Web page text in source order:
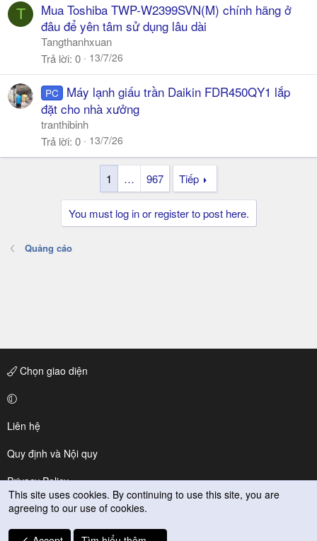
T
Mua Toshiba TWP-W2399SVN(M) chính hãng ở
đâu để yên tâm sử dụng lâu dài
Tangthanhxuan
Trả lời 0 13/7/26
PC
Máy lạnh giấu trần Daikin FDR450QY1 lắp
đặt cho nhà xưởng
tranthibinh
Trả lời 0 13/7/26
1 … 967 Tiếp
You must log in or register to post here.
Quảng cáo
Chọn giao diện
Liên hệ
Quy định và Nội quy
Privacy Policy
Trợ giúp
R
This site uses cookies. By continuing to use this site, you are
agreeing to our use of cookies.